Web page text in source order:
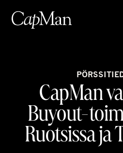
sisältöön
CapMan
Buyout-
Ruotsissa ja